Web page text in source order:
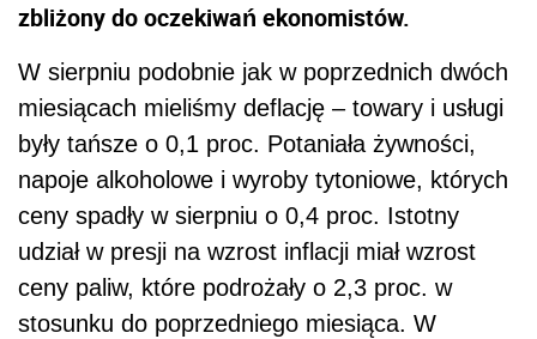
zbliżony do oczekiwań ekonomistów.
W sierpniu podobnie jak w poprzednich dwóch
miesiącach mieliśmy deflację – towary i usługi
były tańsze o 0,1 proc. Potaniała żywności,
napoje alkoholowe i wyroby tytoniowe, których
ceny spadły w sierpniu o 0,4 proc. Istotny
udział w presji na wzrost inflacji miał wzrost
ceny paliw, które podrożały o 2,3 proc. w
stosunku do poprzedniego miesiąca. W